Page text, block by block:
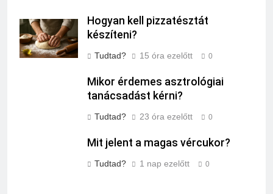
Hogyan kell pizzatésztát
készíteni?
Tudtad? 15 óra ezelőtt 0
Mikor érdemes asztrológiai
tanácsadást kérni?
Tudtad? 23 óra ezelőtt 0
Mit jelent a magas vércukor?
Tudtad? 1 nap ezelőtt 0